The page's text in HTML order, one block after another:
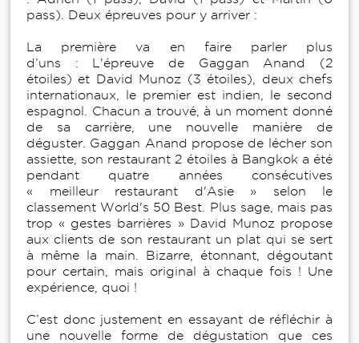
pass). Deux épreuves pour y arriver :
La première va en faire parler plus
d’uns : L'épreuve de Gaggan Anand (2
étoiles) et David Munoz (3 étoiles), deux chefs
internationaux, le premier est indien, le second
espagnol. Chacun a trouvé, à un moment donné
de sa carrière, une nouvelle manière de
déguster. Gaggan Anand propose de lécher son
assiette, son restaurant 2 étoiles à Bangkok a été
pendant quatre années consécutives
« meilleur restaurant d'Asie » selon le
classement World's 50 Best. Plus sage, mais pas
trop « gestes barrières » David Munoz propose
aux clients de son restaurant un plat qui se sert
à même la main. Bizarre, étonnant, dégoutant
pour certain, mais original à chaque fois ! Une
expérience, quoi !
C’est donc justement en essayant de réfléchir à
une nouvelle forme de dégustation que ces